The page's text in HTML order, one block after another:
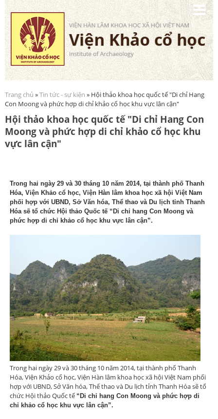
Nhảy
đến
nội
dung
Bạn đang ở đây
Trang chủ »Tin tức - sự kiện » Hội thảo khoa học quốc tế "Di chỉ Hang
Con Moong và phức hợp di chỉ khảo cổ học khu vực lân cận"
Hội thảo khoa học quốc tế "Di chỉ Hang Con
Moong và phức hợp di chỉ khảo cổ học khu
vực lân cận"
Trong hai ngày 29 và 30 tháng 10 năm 2014, tại thành phố Thanh
Hóa, Viện Khảo cổ học, Viện Hàn lâm khoa học xã hội Việt Nam
phối hợp với UBND, Sở Văn hóa, Thể thao và Du lịch tỉnh Thanh
Hóa sẽ tổ chức Hội thảo Quốc tế “Di chỉ hang Con Moong và
phức hợp di chỉ khảo cổ học khu vực lân cận”.
Trong hai ngày 29 và 30 tháng 10 năm 2014, tại thành phố Thanh
Hóa, Viện Khảo cổ học, Viện Hàn lâm khoa học xã hội Việt Nam phối
hợp với UBND, Sở Văn hóa, Thể thao và Du lịch tỉnh Thanh Hóa sẽ tổ
chức Hội thảo Quốc tế “Di chỉ hang Con Moong và phức hợp di
chỉ khảo cổ học khu vực lân cận”.